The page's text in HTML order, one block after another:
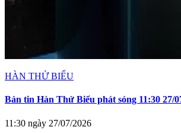
HÀN THỬ BIỂU
Bản tin Hàn Thử Biểu phát sóng 11:30 27/
11:30 ngày 27/07/2026